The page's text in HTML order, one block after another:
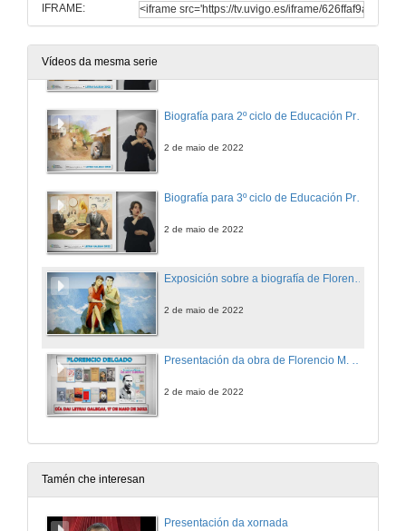
IFRAME:
Vídeos da mesma serie
Biografía para 2º ciclo de Educación Primaria
2 de maio de 2022
2 de maio de 2022
Exposición sobre a biografía de Florencio M. Delgado Gurriarán
2 de maio de 2022
2 de maio de 2022
Tamén che interesan
Presentación da xornada